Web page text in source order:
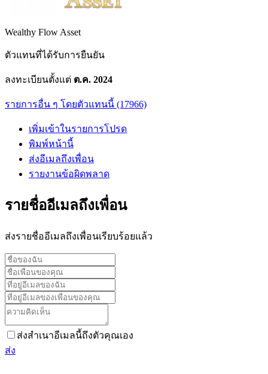
Wealthy Flow Asset
ตัวแทนที่ได้รับการยืนยัน
ลงทะเบียนตั้งแต่ ต.ค. 2024
รายการอื่น ๆ โดยตัวแทนนี้ (17966)
เพิ่มเข้าในรายการโปรด
พิมพ์หน้านี้
ส่งอีเมลถึงเพื่อน
รายงานข้อผิดพลาด
รายชื่ออีเมลถึงเพื่อน
ส่งรายชื่ออีเมลถึงเพื่อนเรียบร้อยแล้ว
ส่งสำเนาอีเมลนี้ถึงตัวคุณเอง
ส่ง